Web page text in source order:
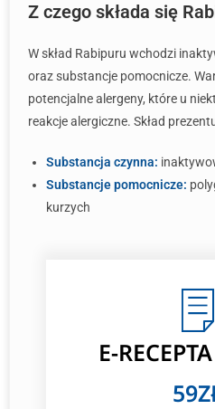
Z czego składa się
W skład Rabipuru wchodzi
oraz substancje pomocnicze.
potencjalne alergeny, które u
reakcje alergiczne. Skład
Substancja czynna:
Substancje pomocnicze:
kurzych
E-RECEPTA